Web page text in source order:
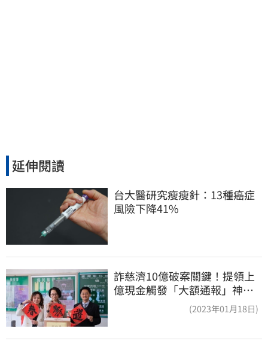
延伸閱讀
台大醫研究瘦瘦針：13種癌症
風險下降41%
詐慈濟10億破案關鍵！提領上
億現金觸發「大額通報」神鬼
(2023年01月18日)